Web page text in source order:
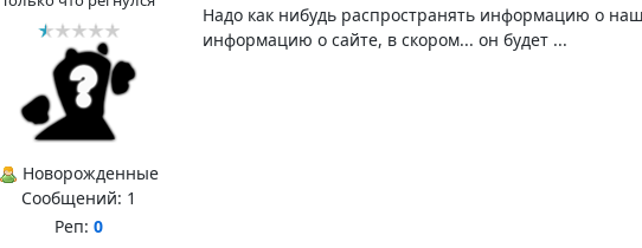
Новорожденные
Сообщений: 1
Реп: 0
Надо как нибудь распространять информацию о
информацию о сайте, в скором... он будет ...